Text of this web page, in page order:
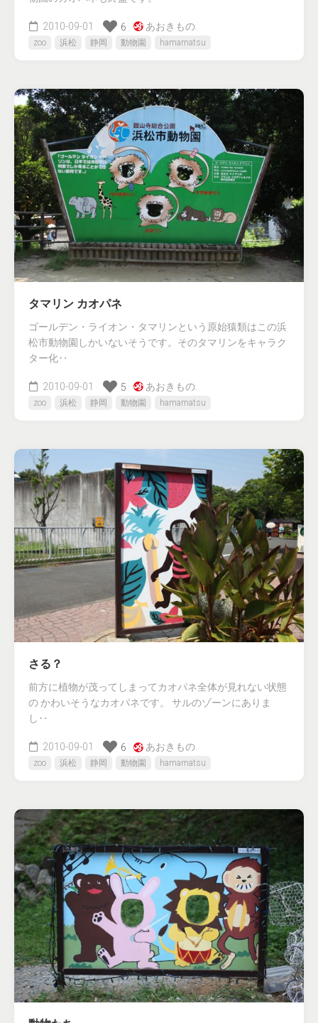
2010-09-01 6 あおきもの.
zoo 浜松 静岡 動物園 hamamatsu
タマリン カオパネ
ゴールデン・ライオン・タマリンという原始猿類はこの浜
松市動物園しかいないそうです。そのタマリンをキャラク
ター化‥
2010-09-01 5 あおきもの.
zoo 浜松 静岡 動物園 hamamatsu
さる？
前方に植物が茂ってしまってカオパネ全体が見れない状態
の かわいそうなカオパネです。 サルのゾーンにありま
し‥
2010-09-01 6 あおきもの.
zoo 浜松 静岡 動物園 hamamatsu